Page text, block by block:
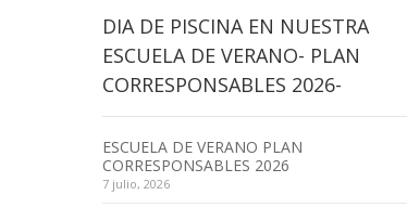
DIA DE PISCINA EN NUESTRA
ESCUELA DE VERANO- PLAN
CORRESPONSABLES 2026-
ESCUELA DE VERANO PLAN
CORRESPONSABLES 2026
7 julio, 2026